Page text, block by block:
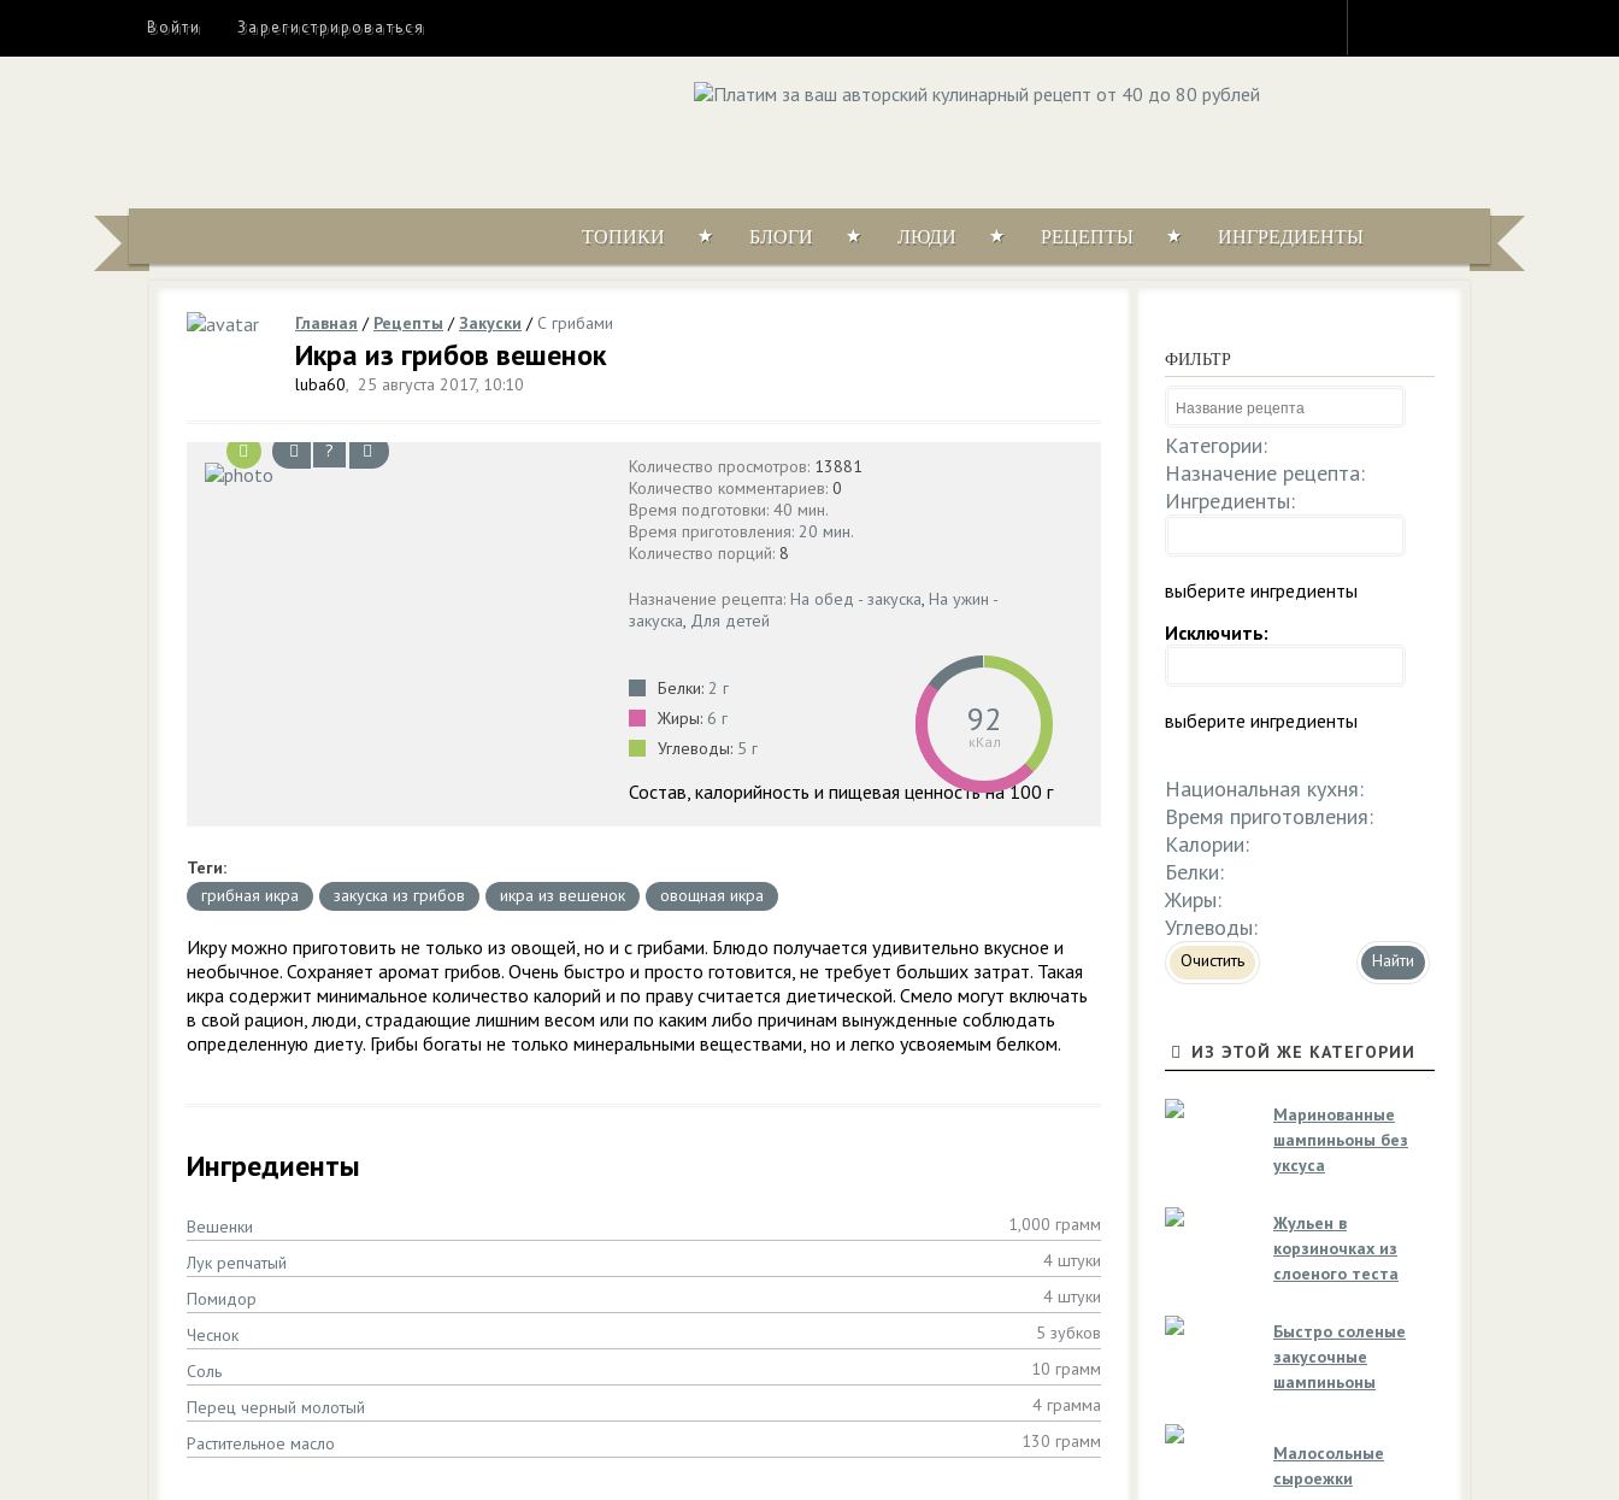
Войти Зарегистрироваться
ТОПИКИ БЛОГИ ЛЮДИ РЕЦЕПТЫ ИНГРЕДИЕНТЫ
Главная / Рецепты /Закуски / С грибами
Икра из грибов вешенок
luba60, 25 августа 2017, 10:10
?
Количество просмотров: 13881
Количество комментариев: 0
Время подготовки: 40 мин.
Время приготовления: 20 мин.
Количество порций: 8
Назначение рецепта: На обед - закуска, На ужин -
закуска, Для детей
Белки: 2 г
Жиры: 6 г
Углеводы: 5 г
92
кКал
Состав, калорийность и пищевая ценность на 100 г
Теги:
грибная икра
закуска из грибов икра из вешенок овощная икра
Икру можно приготовить не только из овощей, но и с грибами. Блюдо получается удивительно вкусное и
необычное. Сохраняет аромат грибов. Очень быстро и просто готовится, не требует больших затрат. Такая
икра содержит минимальное количество калорий и по праву считается диетической. Смело могут включать
в свой рацион, люди, страдающие лишним весом или по каким либо причинам вынужденные соблюдать
определенную диету. Грибы богаты не только минеральными веществами, но и легко усвояемым белком.
Ингредиенты
Вешенки
1,000 грамм
Лук репчатый
4 штуки
Помидор
4 штуки
Чеснок
5 зубков
Соль
10 грамм
Перец черный молотый
4 грамма
Растительное масло
130 грамм
ФИЛЬТР
Категории:
Назначение рецепта:
Ингредиенты:
выберите ингредиенты
Исключить:
выберите ингредиенты
Национальная кухня:
Время приготовления:
Калории:
Белки:
Жиры:
Углеводы:
Очистить
ИЗ ЭТОЙ ЖЕ КАТЕГОРИИ
Маринованные
шампиньоны без
уксуса
Жульен в
корзиночках из
слоеного теста
Быстро соленые
закусочные
шампиньоны
Малосольные
сыроежки